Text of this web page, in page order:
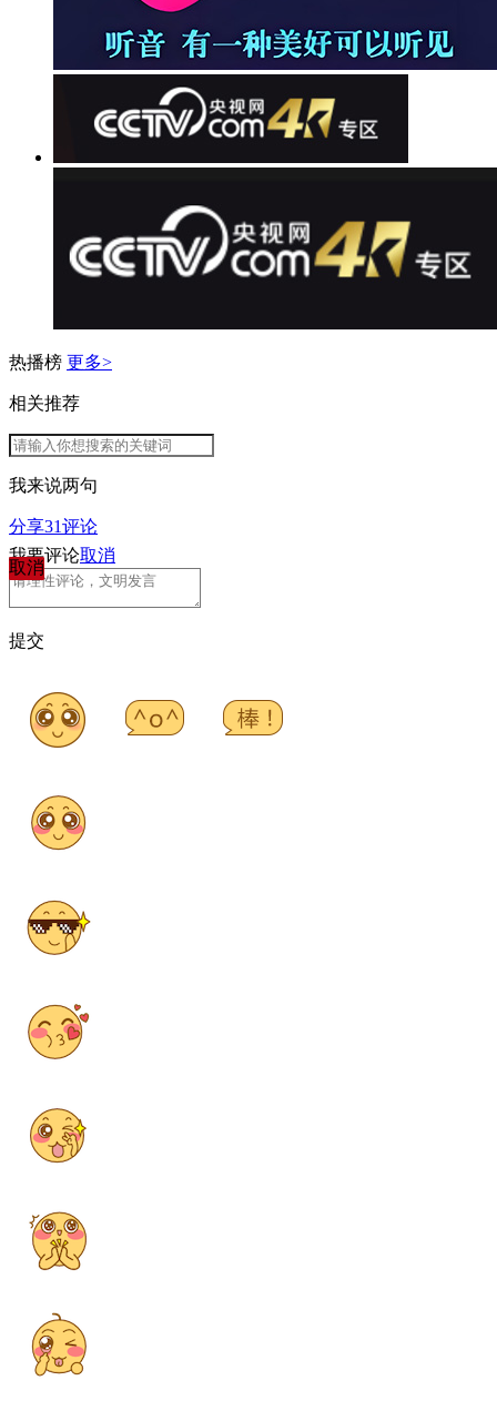
热播榜 更多>
相关推荐
我来说两句
分享31评论
取消
我要评论取消
提交